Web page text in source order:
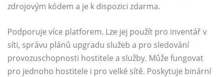
zdrojovým kódem a je k dispozici zdarma.
Podporuje více platforem. Lze jej použít pro inventář v
síti, správu plánů upgradu služeb a pro sledování
provozuschopnosti hostitele a služby. Může fungovat
pro jednoho hostitele i pro velké sítě. Poskytuje binární